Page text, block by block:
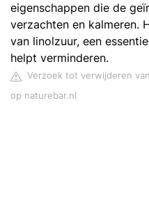
eigenschappen die de
verzachten en kalmeren.
van linolzuur, een
helpt verminderen.
Verzoek tot verwijderen
op naturebar.nl